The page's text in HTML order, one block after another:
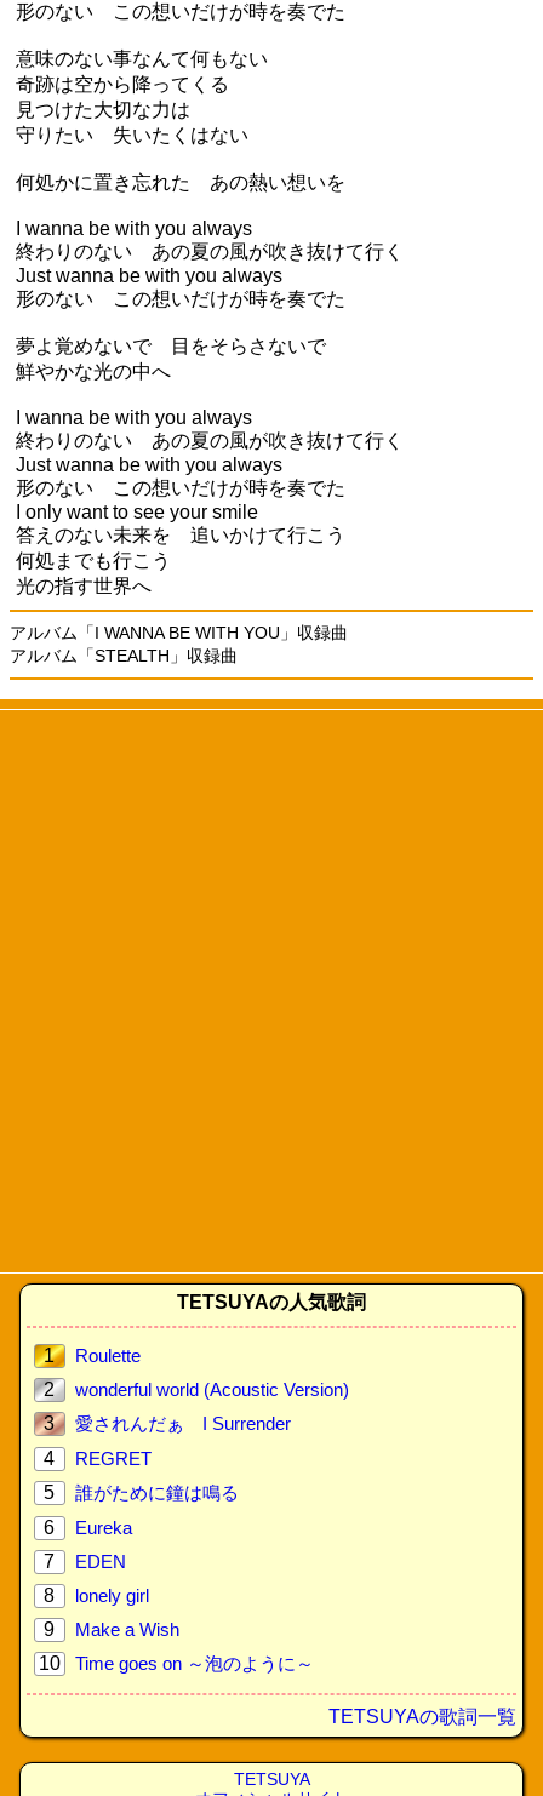
形のない この想いだけが時を奏でた
意味のない事なんて何もない
奇跡は空から降ってくる
見つけた大切な力は
守りたい 失いたくはない
何処かに置き忘れた あの熱い想いを
I wanna be with you always
終わりのない あの夏の風が吹き抜けて行く
Just wanna be with you always
形のない この想いだけが時を奏でた
夢よ覚めないで 目をそらさないで
鮮やかな光の中へ
I wanna be with you always
終わりのない あの夏の風が吹き抜けて行く
Just wanna be with you always
形のない この想いだけが時を奏でた
I only want to see your smile
答えのない未来を 追いかけて行こう
何処までも行こう
光の指す世界へ
アルバム「I WANNA BE WITH YOU」収録曲
アルバム「STEALTH」収録曲
TETSUYAの人気歌詞
1
Roulette
2
wonderful world (Acoustic Version)
3
愛されんだぁ I Surrender
4
REGRET
5
誰がために鐘は鳴る
6
Eureka
7
EDEN
8
lonely girl
9
Make a Wish
10
Time goes on ～泡のように～
TETSUYAの歌詞一覧
TETSUYA